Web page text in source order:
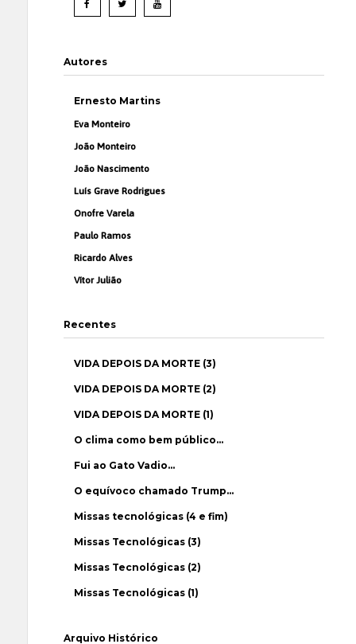
Autores
Ernesto Martins
Eva Monteiro
João Monteiro
João Nascimento
Luís Grave Rodrigues
Onofre Varela
Paulo Ramos
Ricardo Alves
Vítor Julião
Recentes
VIDA DEPOIS DA MORTE (3)
VIDA DEPOIS DA MORTE (2)
VIDA DEPOIS DA MORTE (1)
O clima como bem público…
Fui ao Gato Vadio…
O equívoco chamado Trump…
Missas tecnológicas (4 e fim)
Missas Tecnológicas (3)
Missas Tecnológicas (2)
Missas Tecnológicas (1)
Arquivo Histórico